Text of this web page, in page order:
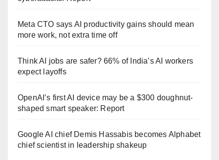
Meta CTO says AI productivity gains should mean
more work, not extra time off
Think AI jobs are safer? 66% of India’s AI workers
expect layoffs
OpenAI’s first AI device may be a $300 doughnut-
shaped smart speaker: Report
Google AI chief Demis Hassabis becomes Alphabet
chief scientist in leadership shakeup